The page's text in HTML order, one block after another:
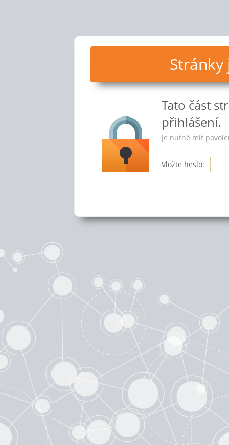
Tato část
přihlášení.
Je nutné mít
Vložte heslo: